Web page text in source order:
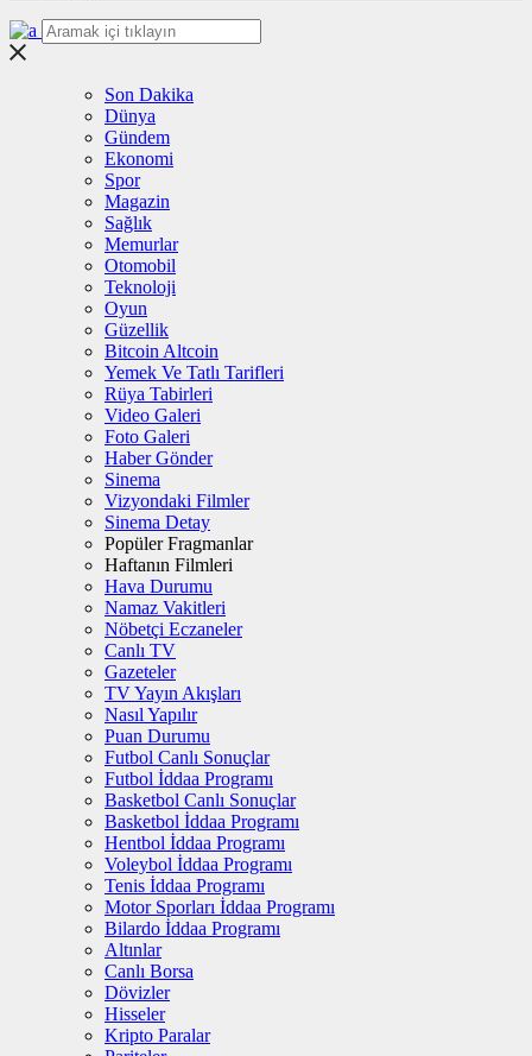
Son Dakika
Dünya
Gündem
Ekonomi
Spor
Magazin
Sağlık
Memurlar
Otomobil
Teknoloji
Oyun
Güzellik
Bitcoin Altcoin
Yemek Ve Tatlı Tarifleri
Rüya Tabirleri
Video Galeri
Foto Galeri
Haber Gönder
Sinema
Vizyondaki Filmler
Sinema Detay
Popüler Fragmanlar
Haftanın Filmleri
Hava Durumu
Namaz Vakitleri
Nöbetçi Eczaneler
Canlı TV
Gazeteler
TV Yayın Akışları
Nasıl Yapılır
Puan Durumu
Futbol Canlı Sonuçlar
Futbol İddaa Programı
Basketbol Canlı Sonuçlar
Basketbol İddaa Programı
Hentbol İddaa Programı
Voleybol İddaa Programı
Tenis İddaa Programı
Motor Sporları İddaa Programı
Bilardo İddaa Programı
Altınlar
Canlı Borsa
Dövizler
Hisseler
Kripto Paralar